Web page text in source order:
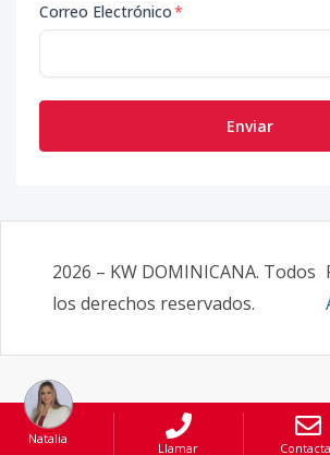
Correo Electrónico*
Enviar
Natalia
Llamar
2026 – KW DOMINICANA. Todos
los derechos reservados.